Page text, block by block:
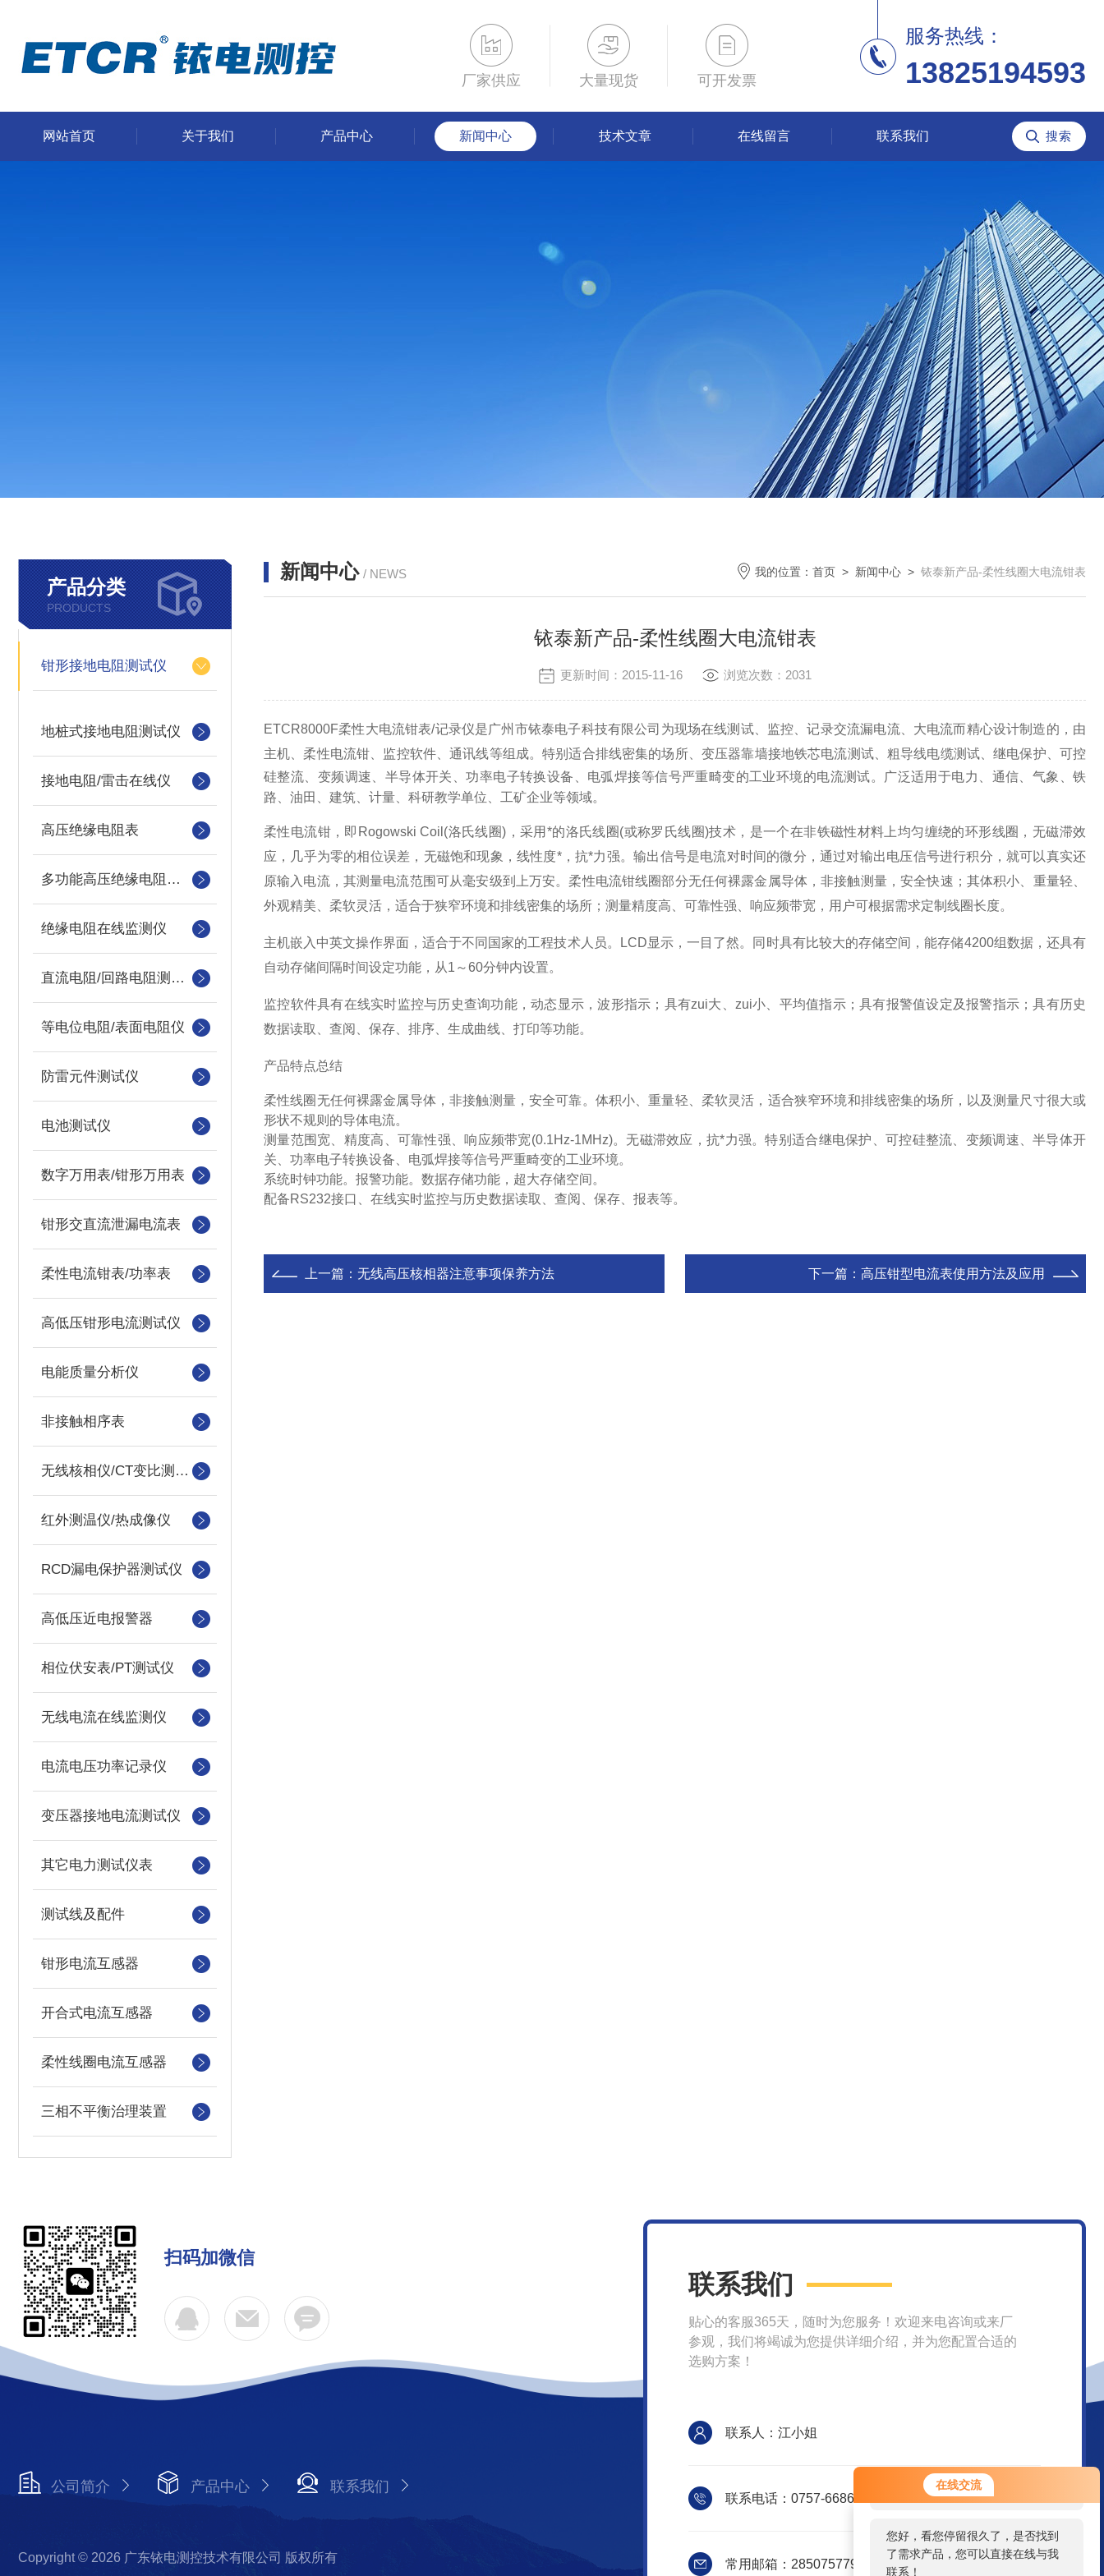
在线交流
您好！欢迎前来咨询，很高兴为您
服务，请问您要咨询什么问题呢？
您好，看您停留很久了，是否找到
了需求产品，您可以直接在线与我
联系！
厂家供应 大量现货 可开发票
服务热线：
13825194593
网站首页 关于我们 产品中心 新闻中心 技术文章 在线留言 联系我们
产品分类
PRODUCTS
钳形接地电阻测试仪
地桩式接地电阻测试仪
接地电阻/雷击在线仪
高压绝缘电阻表
多功能高压绝缘电阻测试仪
绝缘电阻在线监测仪
直流电阻/回路电阻测试仪
等电位电阻/表面电阻仪
防雷元件测试仪
电池测试仪
数字万用表/钳形万用表
钳形交直流泄漏电流表
柔性电流钳表/功率表
高低压钳形电流测试仪
电能质量分析仪
非接触相序表
无线核相仪/CT变比测试仪
红外测温仪/热成像仪
RCD漏电保护器测试仪
高低压近电报警器
相位伏安表/PT测试仪
无线电流在线监测仪
电流电压功率记录仪
变压器接地电流测试仪
其它电力测试仪表
测试线及配件
钳形电流互感器
开合式电流互感器
柔性线圈电流互感器
三相不平衡治理装置
新闻中心 / NEWS 我的位置： 首页 > 新闻中心 > 铱泰新产品-柔性线圈大电流钳表
铱泰新产品-柔性线圈大电流钳表
更新时间：2015-11-16 浏览次数：2031
ETCR8000F柔性大电流钳表/记录仪是广州市铱泰电子科技有限公司为现场在线测试、监控、记录交流漏电流、大电流而精心设计制造的，由
主机 、柔性电流钳 监控软件、通讯线等组成。特别适合排线密集的场所、变压器靠墙接地铁芯电流测试、粗导线电缆测试、继电保护
可控
硅整流 、变频调速、 半导体开关、功率电子转换设备、 电弧焊接等信号严重畸变的工业环境的电流测试。
广泛适用于电力、通信、气象、铁
路、油田、建筑、计量、科研教学单位、工矿企业等领域。
柔性电流钳，即 Rogowski Coil(洛氏线圈) ，采用*的洛氏线圈(或称罗氏线圈)技术，是一个在非铁磁性材料上均匀缠绕的环形线圈，无磁滞效
应 ，几乎为零的相位误差，无磁饱和现象，线性度*，抗*力强。输出信号是电流对时间的微分，通过对输出电压信号进行积分，就可以真实还
原输入电流，其测量电流范围可从毫安级到上万安。柔性电流钳线圈部分无任何裸露金属导体，非接触测量，安全快速；其体积小、重量轻、
外观精美、柔软灵活， 适合于狭窄环境和排线密集的场所 ；测量精度高、可靠性强、响应频带宽，用户可根据需求定制线圈长度。
主机嵌入中英文操作界面，适合于不同国家的工程技术人员。LCD显示，一目了然。同时具有比较大的存储空间，能存储4200组数据，还具有
自动存储间隔时间设定功能，从1～60分钟内设置。
监控软件具有在线实时监控与历史查询功能，动态显示，波形指示；具有zui大、zui小、平均值指示；具有报警值设定及报警指示；具有历史
数据读取、查阅、保存、排序、生成曲线、打印等功能。
产品特点总结
柔性线圈 无任何裸露金属导体，非接触测量，安全可靠 。 体积小、重量轻、柔软灵活， 适合狭窄环境和排线密集的场所，以及测量尺寸很大或
形状不规则的导体电流。
测量范围宽、精度高、可靠性强、响应频带宽(0.1Hz-1MHz)。无磁滞效应 ，抗*力强。特别适合继电保护 、可控硅整流 、变频调速、半导体开
关、功率电子转换设备、 电弧焊接等信号严重畸变的工业环境。
系统时钟功能。报警功能。数据存储功能，超大存储空间。
配备RS232接口、在线实时监控与历史数据读取、查阅、保存、报表等。
上一篇： 无线高压核相器注意事项保养方法 下一篇： 高压钳型电流表使用方法及应用
扫码加微信
公司简介 产品中心 联系我们
Copyright © 2026 广东铱电测控技术有限公司 版权所有
联系我们
贴心的客服365天，随时为您服务！欢迎来电咨询或来厂
参观，我们将竭诚为您提供详细介绍，并为您配置合适的
选购方案！
联系人：江小姐
联系电话：0757-66862804
常用邮箱：2850757797@qq.com